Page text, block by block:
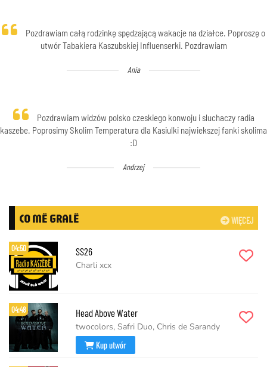
Pozdrawiam całą rodzinkę spędzającą wakacje na działce. Poproszę o
utwór Tabakiera Kaszubskiej Influenserki. Pozdrawiam
Ania
Pozdrawiam widzów polsko czeskiego konwoju i sluchaczy radia
kaszebe. Poprosimy Skolim Temperatura dla Kasiulki najwiekszej fanki skolima
:D
Andrzej
WIĘCEJ
CO MË GRALË
04:50 SS26
Charli xcx
04:48 Head Above Water
twocolors, Safri Duo, Chris de Sarandy
Kup utwór